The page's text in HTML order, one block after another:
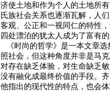
济使土地和作为个人的土地所
氏族社会关系也逐渐瓦解，人
客观、公正和一视同仁的特性
四处漂泊的犹太人成为了富有
《时尚的哲学》是一本文章选
照社会，但这种角度并非是马
对存在缺乏体验，对生命缺乏
没有融化成最终价值的手段。
他指出的现代性的特点，也会